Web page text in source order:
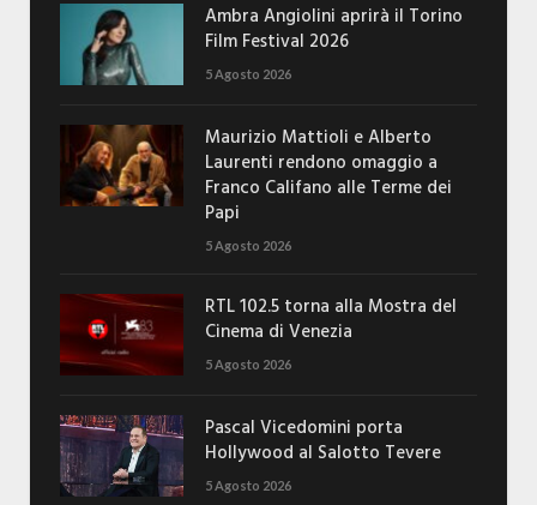
Ambra Angiolini aprirà il Torino
Film Festival 2026
5 Agosto 2026
Maurizio Mattioli e Alberto
Laurenti rendono omaggio a
Franco Califano alle Terme dei
Papi
5 Agosto 2026
RTL 102.5 torna alla Mostra del
Cinema di Venezia
5 Agosto 2026
Pascal Vicedomini porta
Hollywood al Salotto Tevere
5 Agosto 2026